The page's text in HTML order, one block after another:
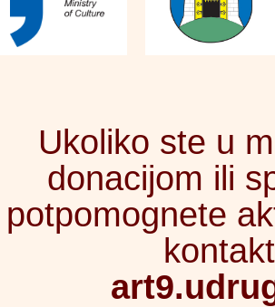
Ukoliko ste u
donacijom ili
potpomognete